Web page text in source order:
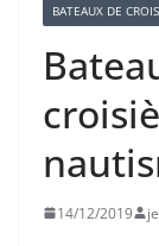
BATEAUX DE
14/12/2019